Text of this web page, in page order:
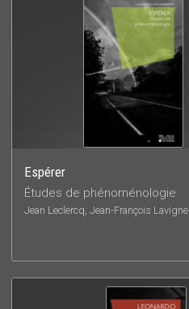
Espérer
Études de phénoménologie
Jean Leclercq, Jean-François Lavigne